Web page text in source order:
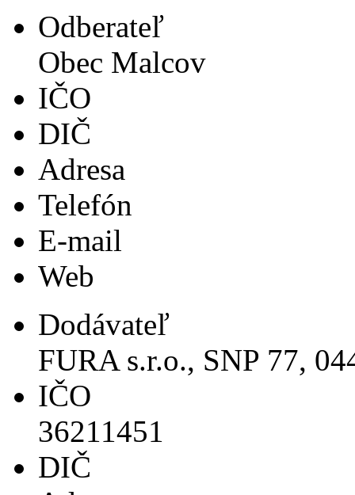
Odberateľ
Obec Malcov
IČO
DIČ
Adresa
Telefón
E-mail
Web
Dodávateľ
FURA s.r.o., SNP 77,
IČO
36211451
DIČ